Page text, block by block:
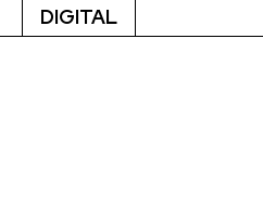
DIGITAL